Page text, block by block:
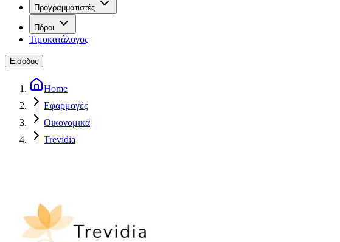
Προγραμματιστές
Πόροι
Τιμοκατάλογος
Είσοδος
Home
Εφαρμογές
Οικονομικά
Trevidia